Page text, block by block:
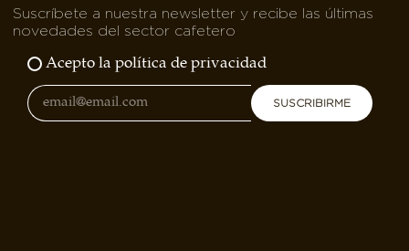
Suscríbete a nuestra newsletter y recibe las últimas
novedades del sector cafetero
Acepto la política de privacidad
SUSCRIBIRME